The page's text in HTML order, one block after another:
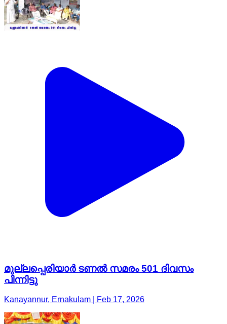
മുല്ലപ്പെരിയാർ ടണൽ സമരം 501 ദിവസം
പിന്നിട്ടു
Kanayannur, Ernakulam | Feb 17, 2026